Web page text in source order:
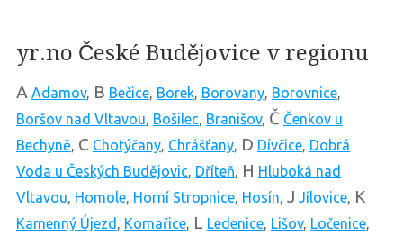
yr.no České Budějovice v regionu
A Adamov, B Bečice, Borek, Borovany, Borovnice,
Boršov nad Vltavou, Bošilec, Branišov, Č Čenkov u
Bechyně, C Chotýčany, Chrášťany, D Dívčice, Dobrá
Voda u Českých Budějovic, Dříteň, H Hluboká nad
Vltavou, Homole, Horní Stropnice, Hosín, J Jílovice, K
Kamenný Újezd , Komařice, L Ledenice, Lišov, Ločenice,